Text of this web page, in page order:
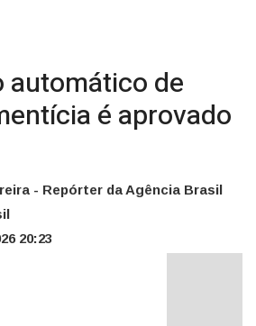
automático de
é aprovado
- Repórter da Agência Brasil
20:23